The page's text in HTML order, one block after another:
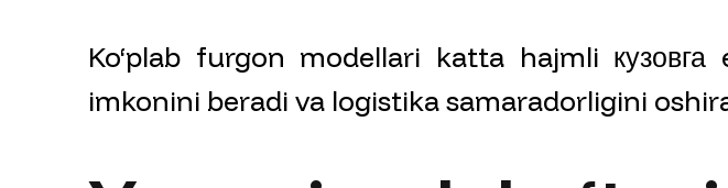
Ko‘plab furgon modellari katta hajmli
imkonini beradi va logistika samaradorligini